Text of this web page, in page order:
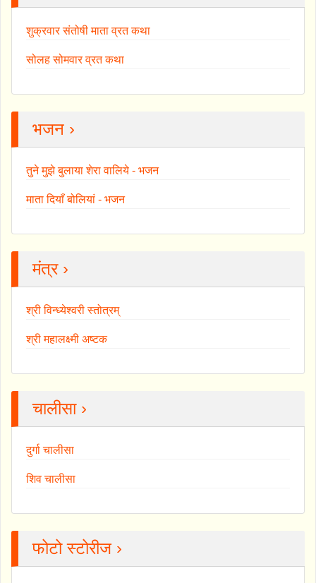
शुक्रवार संतोषी माता व्रत कथा
सोलह सोमवार व्रत कथा
भजन ›
तुने मुझे बुलाया शेरा वालिये - भजन
माता दियाँ बोलियां - भजन
मंत्र ›
श्री विन्ध्येश्वरी स्तोत्रम्
श्री महालक्ष्मी अष्टक
चालीसा ›
दुर्गा चालीसा
शिव चालीसा
फोटो स्टोरीज ›